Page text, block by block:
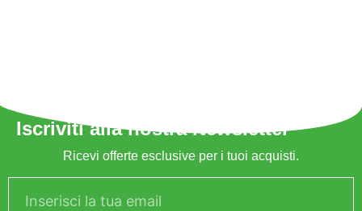
Iscriviti alla nostra Newsletter
Ricevi offerte esclusive per i tuoi acquisti.